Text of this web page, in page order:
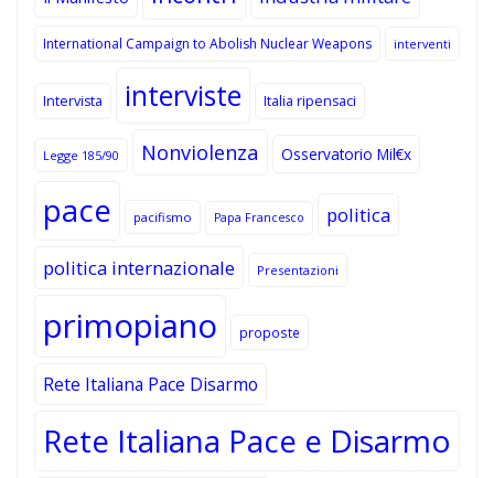
International Campaign to Abolish Nuclear Weapons interventi
Intervista interviste Italia ripensaci
Legge 185/90 Nonviolenza Osservatorio Mil€x
pace pacifismo Papa Francesco politica
politica internazionale Presentazioni
primopiano proposte
Rete Italiana Pace Disarmo
Rete Italiana Pace e Disarmo